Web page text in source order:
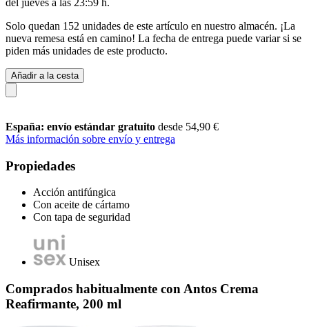
Solo quedan 152 unidades de este artículo en nuestro almacén. ¡La
nueva remesa está en camino! La fecha de entrega puede variar si se
piden más unidades de este producto.
Añadir a la cesta
España: envío estándar gratuito desde 54,90 €
Más información sobre envío y entrega
Propiedades
Acción antifúngica
Con aceite de cártamo
Con tapa de seguridad
Unisex
Comprados habitualmente con Antos Crema
Reafirmante, 200 ml